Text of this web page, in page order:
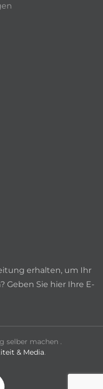
erhalten, um Ihr
Geben Sie hier Ihre E-
selber machen .
& Media.